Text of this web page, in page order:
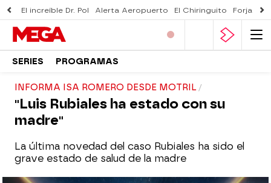
El increíble Dr. Pol Alerta Aeropuerto El Chiringuito Forjado
SERIES PROGRAMAS
INFORMA ISA ROMERO DESDE MOTRIL
"Luis Rubiales ha estado con su
madre"
La última novedad del caso Rubiales ha sido el
grave estado de salud de la madre